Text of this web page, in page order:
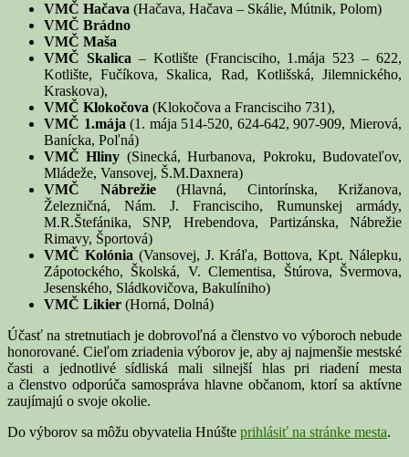
VMČ Hačava (Hačava, Hačava – Skálie, Mútnik, Polom)
VMČ Brádno
VMČ Maša
VMČ Skalica – Kotlište (Francisciho, 1.mája 523 – 622,
Kotlište, Fučíkova, Skalica, Rad, Kotlišská, Jilemnického,
Kraskova),
VMČ Klokočova (Klokočova a Francisciho 731),
VMČ 1.mája (1. mája 514-520, 624-642, 907-909, Mierová,
Banícka, Poľná)
VMČ Hliny (Sinecká, Hurbanova, Pokroku, Budovateľov,
Mládeže, Vansovej, Š.M.Daxnera)
VMČ Nábrežie(Hlavná, Cintorínska, Križanova,
Železničná, Nám. J. Francisciho, Rumunskej armády,
M.R.Štefánika, SNP, Hrebendova, Partizánska, Nábrežie
Rimavy, Športová)
VMČ Kolónia (Vansovej, J. Kráľa, Bottova, Kpt. Nálepku,
Zápotockého, Školská, V. Clementisa, Štúrova, Švermova,
Jesenského, Sládkovičova, Bakulíniho)
VMČ Likier (Horná, Dolná)
Účasť na stretnutiach je dobrovoľná a členstvo vo výboroch nebude
honorované. Cieľom zriadenia výborov je, aby aj najmenšie mestské
časti a jednotlivé sídliská mali silnejší hlas pri riadení mesta
a členstvo odporúča samospráva hlavne občanom, ktorí sa aktívne
zaujímajú o svoje okolie.
Do výborov sa môžu obyvatelia Hnúšte prihlásiť na stránke mesta.